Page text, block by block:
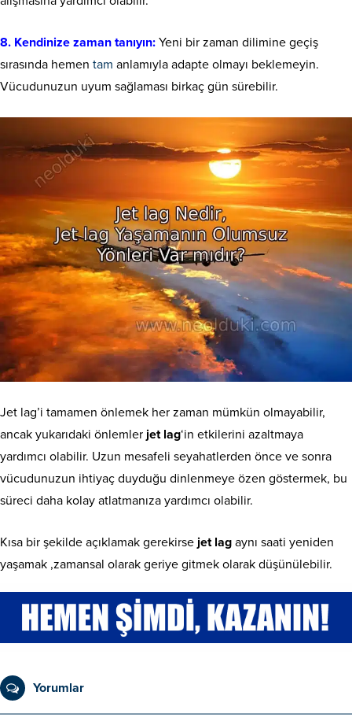
8. Kendinize zaman tanıyın: Yeni bir zaman dilimine geçiş
sırasında hemen tam anlamıyla adapte olmayı beklemeyin.
Vücudunuzun uyum sağlaması birkaç gün sürebilir.
Jet lag’i tamamen önlemek her zaman mümkün olmayabilir,
ancak yukarıdaki önlemler jet lag‘in etkilerini azaltmaya
yardımcı olabilir. Uzun mesafeli seyahatlerden önce ve sonra
vücudunuzun ihtiyaç duyduğu dinlenmeye özen göstermek, bu
süreci daha kolay atlatmanıza yardımcı olabilir.
Kısa bir şekilde açıklamak gerekirse jet lag aynı saati yeniden
yaşamak ,zamansal olarak geriye gitmek olarak düşünülebilir.
Yorumlar